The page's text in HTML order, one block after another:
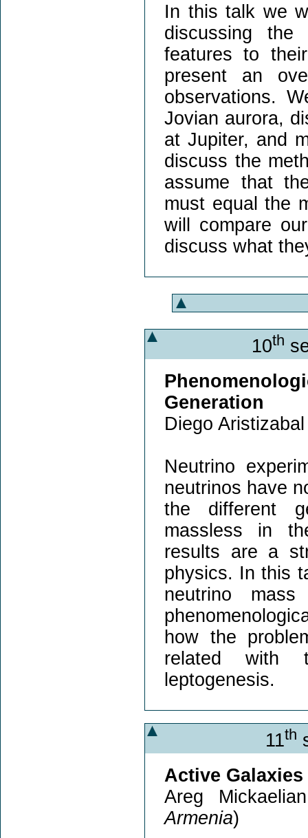
In this talk we
discussing
features to
present an
observations.
Jovian aurora,
at Jupiter, and
discuss the
assume that
must equal the
will compare
discuss what
10th
Generation
Diego
Neutrino
neutrinos have
the different
massless in
results are a
physics. In this
neutrino
how the
related with
leptogenesis.
11th
Active
Areg
Armenia)